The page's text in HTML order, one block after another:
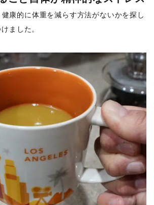
健康的に体重を減らす方法がないかを探し
ました。